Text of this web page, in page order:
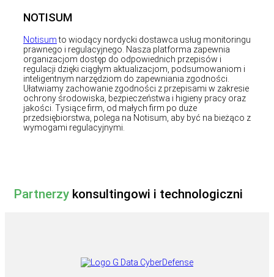
NOTISUM
Notisumto wiodący nordycki dostawca usług monitoringu
prawnego i regulacyjnego. Nasza platforma zapewnia
organizacjom dostęp do odpowiednich przepisów i
regulacji dzięki ciągłym aktualizacjom, podsumowaniom i
inteligentnym narzędziom do zapewniania zgodności.
Ułatwiamy zachowanie zgodności z przepisami w zakresie
ochrony środowiska, bezpieczeństwa i higieny pracy oraz
jakości. Tysiące firm, od małych firm po duże
przedsiębiorstwa, polega na Notisum, aby być na bieżąco z
wymogami regulacyjnymi.
Partnerzy konsultingowi i technologiczni